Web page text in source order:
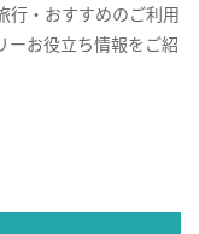
行・おすすめのご利用
ーお役立ち情報をご紹